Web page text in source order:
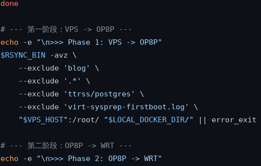
done
# --- 第一阶段：VPS -> OP8P ---
echo -e
"\n>>> Phase 1: VPS -> OP8P"
$RSYNC_BIN -avz \
    --exclude
'blog'
\
    --exclude
'.*'
\
    --exclude
'ttrss/postgres'
\
    --exclude
'virt-sysprep-firstboot.log'
\
"$VPS_HOST" :/root/ "$LOCAL_DOCKER_DIR/" || error_exit
# --- 第二阶段：OP8P -> WRT ---
echo -e "\n>>> Phase 2: OP8P -> WRT"